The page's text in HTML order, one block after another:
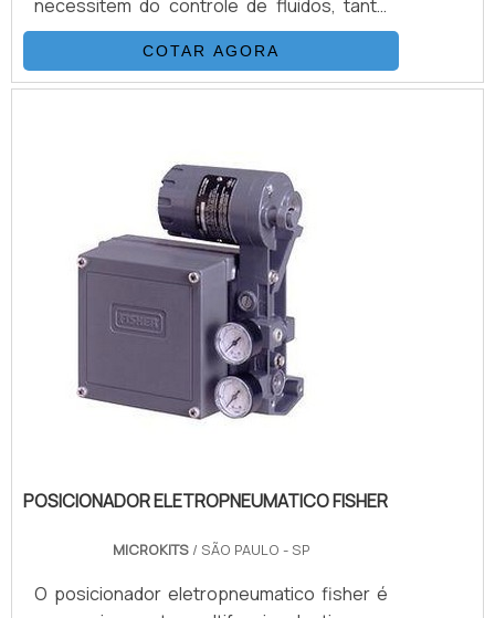
necessitem do controle de fluidos, tanto
para válvulas rotativas, quanto lineares.
Aplicações de controle contínuo, onde uma
válvula automatizada somente com
suficiente para parametrizar a vazão
correta que realiza o controle do ...
COTAR AGORA
POSICIONADOR ELETROPNEUMATICO FISHER
MICROKITS / SÃO PAULO - SP
O posicionador eletropneumatico fisher é